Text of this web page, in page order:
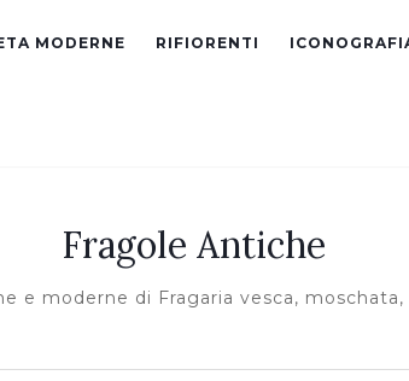
MODERNE RIFIORENTI
Fragole Antiche
e moderne di Fragaria vesca,